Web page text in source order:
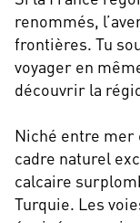
renommés,
frontières. Tu
voyager en
découvrir la
Niché entre mer
cadre naturel
calcaire
Turquie. Les